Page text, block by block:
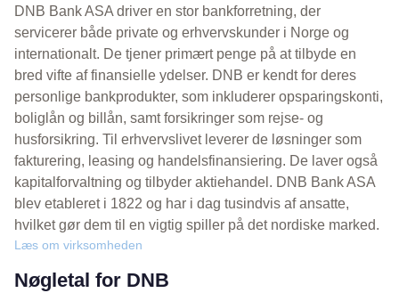
DNB Bank ASA driver en stor bankforretning, der
servicerer både private og erhvervskunder i Norge og
internationalt. De tjener primært penge på at tilbyde en
bred vifte af finansielle ydelser. DNB er kendt for deres
personlige bankprodukter, som inkluderer opsparingskonti,
boliglån og billån, samt forsikringer som rejse- og
husforsikring. Til erhvervslivet leverer de løsninger som
fakturering, leasing og handelsfinansiering. De laver også
kapitalforvaltning og tilbyder aktiehandel. DNB Bank ASA
blev etableret i 1822 og har i dag tusindvis af ansatte,
hvilket gør dem til en vigtig spiller på det nordiske marked.
Læs om virksomheden
Nøgletal for DNB